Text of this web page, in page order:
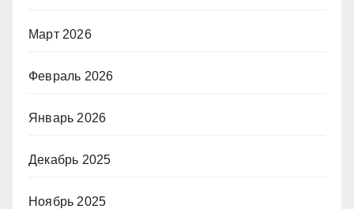
Март 2026
Февраль 2026
Январь 2026
Декабрь 2025
Ноябрь 2025